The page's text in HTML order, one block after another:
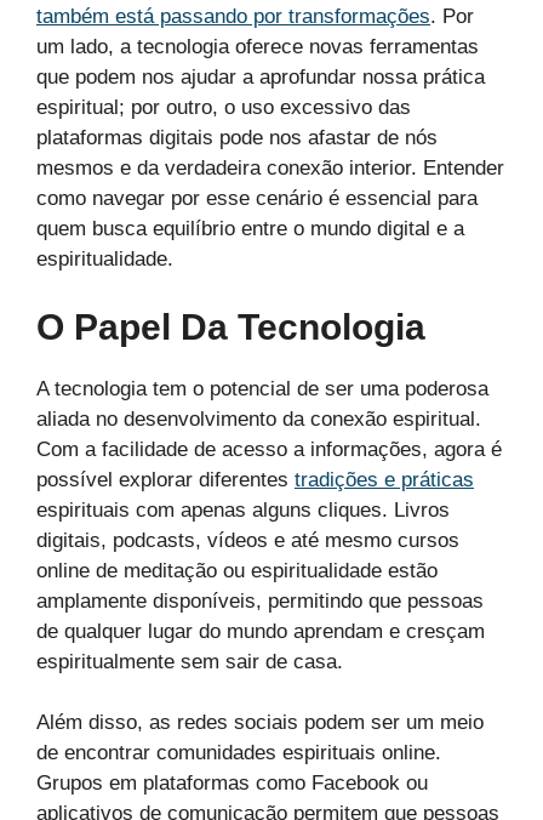
também está passando por transformações. Por
um lado, a tecnologia oferece novas ferramentas
que podem nos ajudar a aprofundar nossa prática
espiritual; por outro, o uso excessivo das
plataformas digitais pode nos afastar de nós
mesmos e da verdadeira conexão interior. Entender
como navegar por esse cenário é essencial para
quem busca equilíbrio entre o mundo digital e a
espiritualidade.
O Papel Da Tecnologia
A tecnologia tem o potencial de ser uma poderosa
aliada no desenvolvimento da conexão espiritual.
Com a facilidade de acesso a informações, agora é
possível explorar diferentes tradições e práticas
espirituais com apenas alguns cliques. Livros
digitais, podcasts, vídeos e até mesmo cursos
online de meditação ou espiritualidade estão
amplamente disponíveis, permitindo que pessoas
de qualquer lugar do mundo aprendam e cresçam
espiritualmente sem sair de casa.
Além disso, as redes sociais podem ser um meio
de encontrar comunidades espirituais online.
Grupos em plataformas como Facebook ou
aplicativos de comunicação permitem que pessoas